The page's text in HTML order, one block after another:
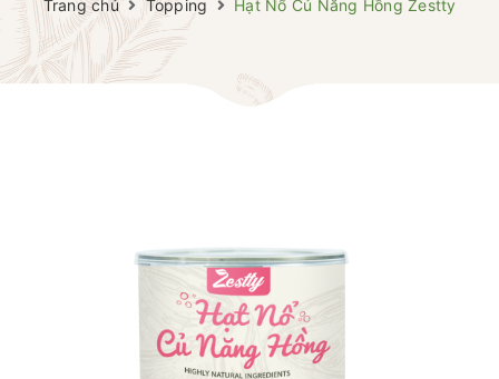
Trang chủ Topping Hạt Nổ Củ Năng Hồng Zestty